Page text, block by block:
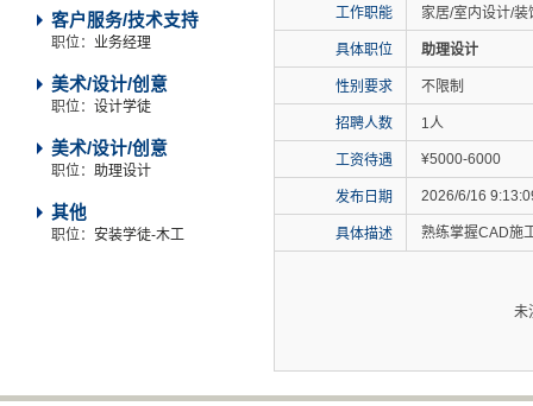
客户服务/技术支持
职位： 业务经理
美术/设计/创意
职位： 设计学徒
美术/设计/创意
职位： 助理设计
其他
职位： 安装学徒-木工
工作职能 家居/室内设计/装
具体职位 助理设计
性别要求 不限制
招聘人数 1人
工资待遇 ¥5000-6000
发布日期 2026/6/16
具体描述 熟练掌握CAD施
未